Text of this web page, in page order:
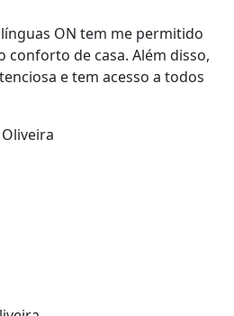
ON tem me permitido
de casa. Além disso,
e tem acesso a todos